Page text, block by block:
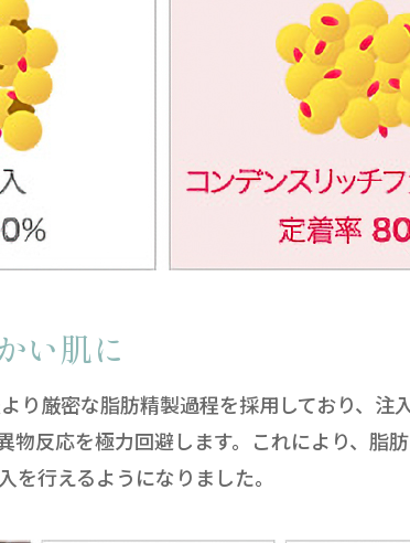
い肌に
り厳密な脂肪精製過程を採用しており、
物反応を極力回避します。これにより、脂
行えるようになりました。